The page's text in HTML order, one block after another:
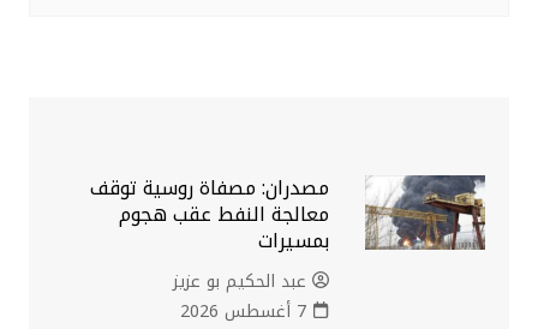
مصدران: مصفاة روسية توقف
معالجة النفط عقب هجوم
بمسيرات
عبد الحكيم بو عزيز
7 أغسطس 2026